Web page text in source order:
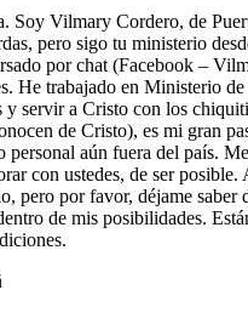
Soy Vilmary Cordero, de
pero sigo tu ministerio
por chat (Facebook –
He trabajado en Ministerio
y servir a Cristo con los
de Cristo), es mi gran
personal aún fuera del país.
con ustedes, de ser posible.
pero por favor, déjame saber
de mis posibilidades.